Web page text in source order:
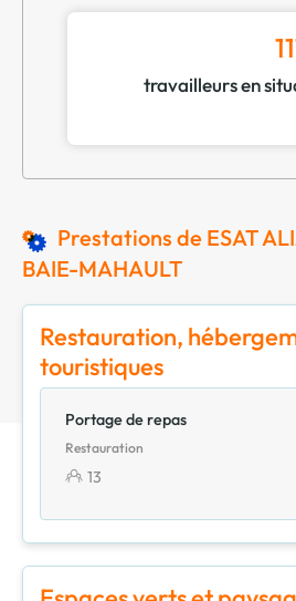
travailleurs en
Prestations de ESAT
BAIE-MAHAULT
Restauration,
touristiques
Portage de repas
Restauration
13